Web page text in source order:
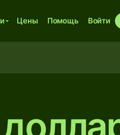
Цены Помощь Войти